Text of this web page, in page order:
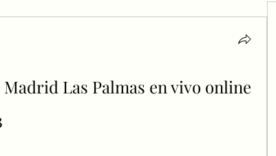
Madrid Las Palmas en vivo online